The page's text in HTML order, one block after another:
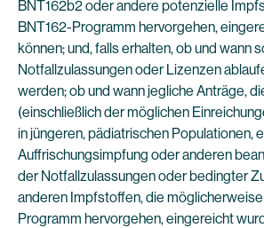
BNT162b2 oder andere potenzielle
BNT162-Programm hervorgehen,
können; und, falls erhalten, ob und wann
Notfallzulassungen oder Lizenzen
werden; ob und wann jegliche Anträge,
(einschließlich der möglichen
in jüngeren, pädiatrischen Populationen,
Auffrischungsimpfung oder anderen
der Notfallzulassungen oder bedingter
anderen Impfstoffen, die
Programm hervorgehen, eingereicht